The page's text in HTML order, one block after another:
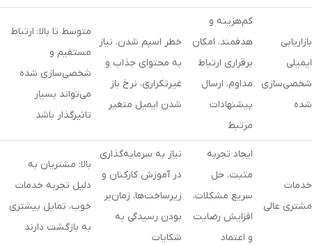
بازاریابی
ایمیلی
شخصی‌سازی
شده
کم‌هزینه و
هدفمند، امکان
برقراری ارتباط
مداوم، ارسال
پیشنهادات
مرتبط
خطر اسپم شدن، نیاز
به محتوای جذاب و
غیرتکراری، نرخ باز
شدن ایمیل متغیر
متوسط تا بالا: ارتباط
مستقیم و
شخصی‌سازی شده
می‌تواند بسیار
تاثیرگذار باشد
خدمات
مشتری عالی
ایجاد تجربه
مثبت، حل
سریع مشکلات،
افزایش رضایت
و اعتماد
نیاز به سرمایه‌گذاری
در آموزش کارکنان و
زیرساخت‌ها، زمان‌بر
بودن رسیدگی به
شکایات
بالا: مشتریان به
دلیل تجربه خدمات
خوب، تمایل بیشتری
به بازگشت دارند